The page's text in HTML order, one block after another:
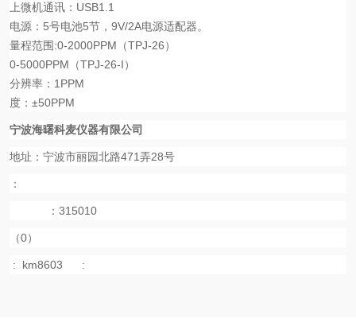
上微机通讯： USB1.1
电源： 5号电池5节， 9V/2A电源适配器。
量程范围:0-2000PPM（TPJ-26）
0-5000PPM（TPJ-26-I）
分辨率： 1PPM
度： ±50PPM
宁波海曙科麦仪器有限公司
地址：宁波市丽园北路471弄28号
：
：315010
（0）
: km8603 :